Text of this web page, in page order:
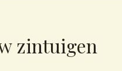
zintuigen